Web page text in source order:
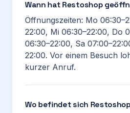
Wann hat Restoshop
Öffnungszeiten: Mo
22:00, Mi 06:30–22:00, Do
06:30–22:00, Sa
22:00. Vor einem Besuch
kurzer Anruf.
Wo befindet sich